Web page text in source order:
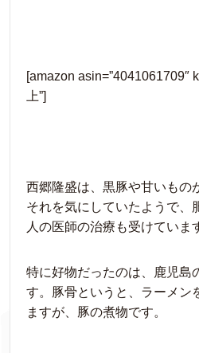
[amazon asin=”4041061709″
上”]
西郷隆盛は、黒豚や甘いもの
それを気にしていたようで、
人の医師の治療も受けていま
特に好物だったのは、鹿児島
す。豚骨というと、ラーメン
ますが、豚の煮物です。